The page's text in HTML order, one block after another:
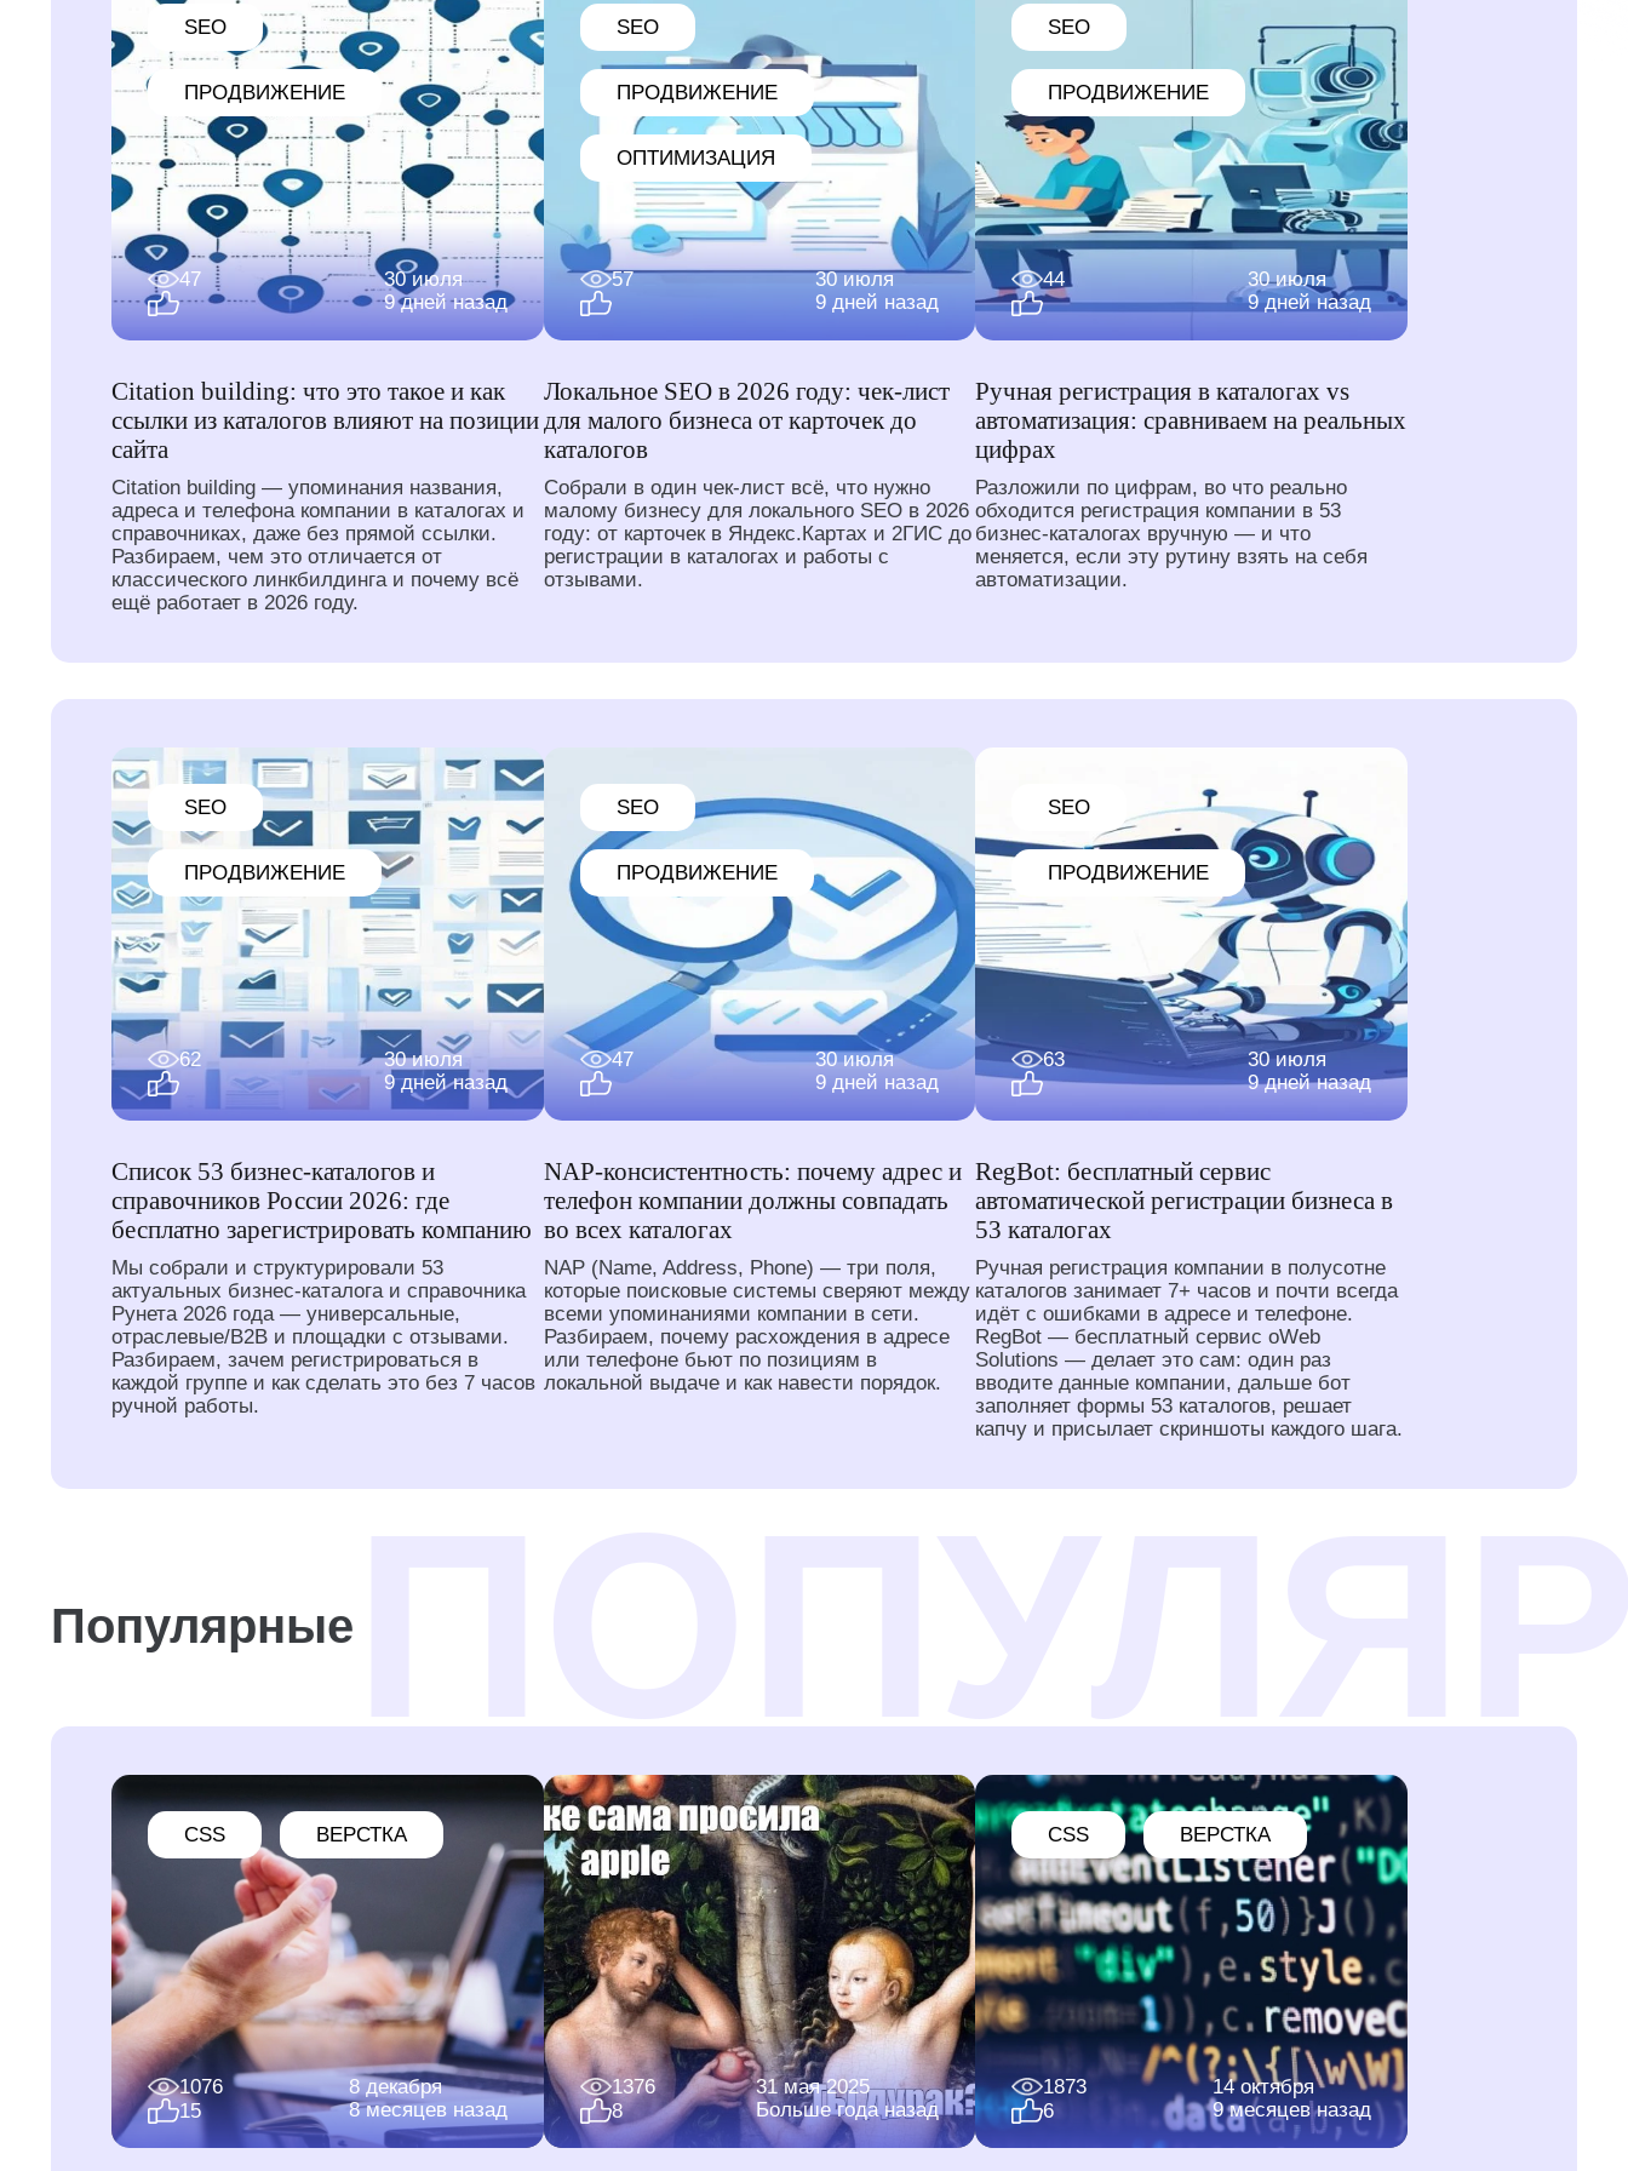
SEO
ПРОДВИЖЕНИЕ
47
30 июля
9 дней назад
Citation building: что это такое и как
ссылки из каталогов влияют на позиции
сайта
Citation building — упоминания названия,
адреса и телефона компании в каталогах и
справочниках, даже без прямой ссылки.
Разбираем, чем это отличается от
классического линкбилдинга и почему всё
ещё работает в 2026 году.
SEO
ПРОДВИЖЕНИЕ
ОПТИМИЗАЦИЯ
57
30 июля
9 дней назад
Локальное SEO в 2026 году: чек-лист
для малого бизнеса от карточек до
каталогов
Собрали в один чек-лист всё, что нужно
малому бизнесу для локального SEO в 2026
году: от карточек в Яндекс.Картах и 2ГИС до
регистрации в каталогах и работы с
отзывами.
SEO
ПРОДВИЖЕНИЕ
44
30 июля
9 дней назад
Ручная регистрация в каталогах vs
автоматизация: сравниваем на реальных
цифрах
Разложили по цифрам, во что реально
обходится регистрация компании в 53
бизнес-каталогах вручную — и что
меняется, если эту рутину взять на себя
автоматизации.
SEO
ПРОДВИЖЕНИЕ
62
30 июля
9 дней назад
Список 53 бизнес-каталогов и
справочников России 2026: где
бесплатно зарегистрировать компанию
Мы собрали и структурировали 53
актуальных бизнес-каталога и справочника
Рунета 2026 года — универсальные,
отраслевые/B2B и площадки с отзывами.
Разбираем, зачем регистрироваться в
каждой группе и как сделать это без 7 часов
ручной работы.
SEO
ПРОДВИЖЕНИЕ
47
30 июля
9 дней назад
NAP-консистентность: почему адрес и
телефон компании должны совпадать
во всех каталогах
NAP (Name, Address, Phone) — три поля,
которые поисковые системы сверяют между
всеми упоминаниями компании в сети.
Разбираем, почему расхождения в адресе
или телефоне бьют по позициям в
локальной выдаче и как навести порядок.
SEO
ПРОДВИЖЕНИЕ
63
30 июля
9 дней назад
RegBot: бесплатный сервис
автоматической регистрации бизнеса в
53 каталогах
Ручная регистрация компании в полусотне
каталогов занимает 7+ часов и почти всегда
идёт с ошибками в адресе и телефоне.
RegBot — бесплатный сервис oWeb
Solutions — делает это сам: один раз
вводите данные компании, дальше бот
заполняет формы 53 каталогов, решает
капчу и присылает скриншоты каждого шага.
Популярные
CSS ВЕРСТКА
1076
15
8 декабря
8 месяцев назад
1376
8
31 мая 2025
Больше года назад
CSS ВЕРСТКА
1873
6
14 октября
9 месяцев назад